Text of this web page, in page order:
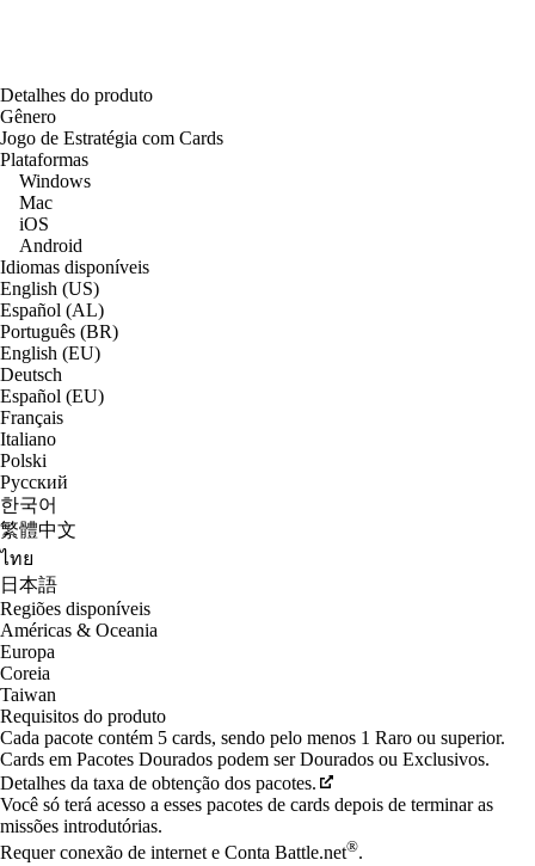
Detalhes do produto
Gênero
Jogo de Estratégia com Cards
Plataformas
Windows
Mac
iOS
Android
Idiomas disponíveis
English (US)
Español (AL)
Português (BR)
English (EU)
Deutsch
Español (EU)
Français
Italiano
Polski
Русский
한국어
繁體中文
ไทย
日本語
Regiões disponíveis
Américas & Oceania
Europa
Coreia
Taiwan
Requisitos do produto
Cada pacote contém 5 cards, sendo pelo menos 1 Raro ou superior.
Cards em Pacotes Dourados podem ser Dourados ou Exclusivos.
Detalhes da taxa de obtenção dos pacotes.
Você só terá acesso a esses pacotes de cards depois de terminar as
missões introdutórias.
Requer conexão de internet e Conta Battle.net®.